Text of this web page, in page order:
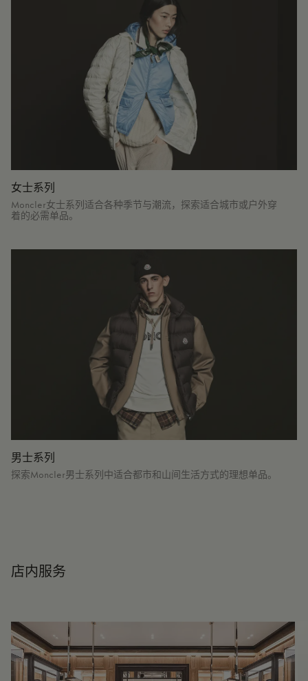
女士系列
Moncler女士系列适合各种季节与潮流，探索适合城市或户外穿
着的必需单品。
男士系列
探索Moncler男士系列中适合都市和山间生活方式的理想单品。
店内服务